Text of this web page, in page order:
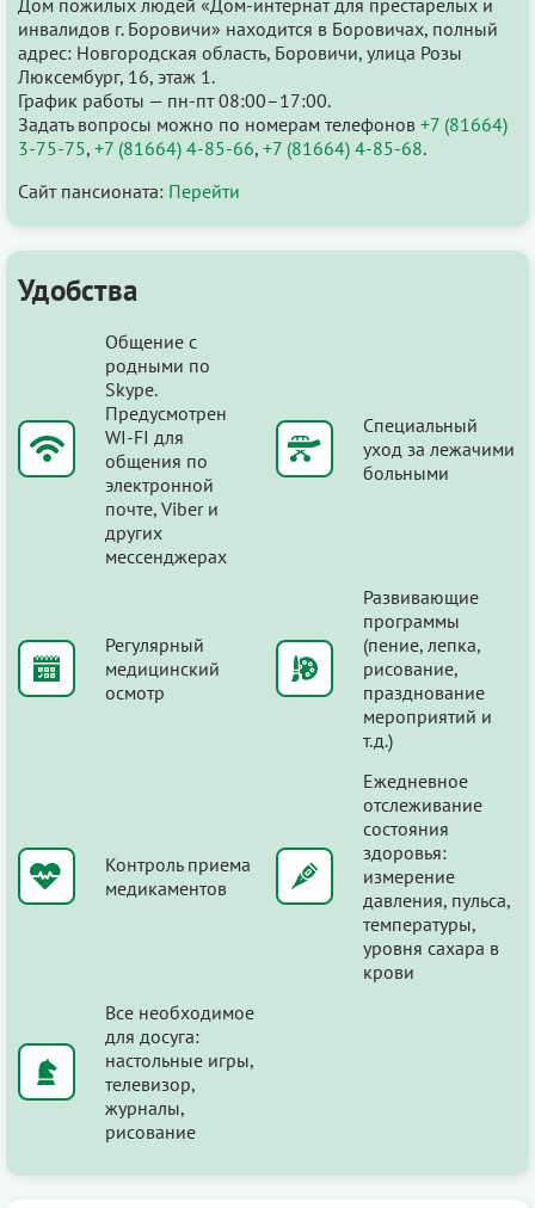
инвалидов г. Боровичи» находится в Боровичах, полный
адрес: Новгородская область, Боровичи, улица Розы
Люксембург, 16, этаж 1.
График работы — пн-пт 08:00–17:00.
Задать вопросы можно по номерам телефонов +7 (81664)
3-75-75, +7 (81664) 4-85-66, +7 (81664) 4-85-68.
Сайт пансионата: Перейти
Удобства
Общение с
родными по
Skype.
Предусмотрен
WI-FI для
общения по
электронной
почте, Viber и
других
мессенджерах
Специальный
уход за лежачими
больными
Регулярный
медицинский
осмотр
Развивающие
программы
(пение, лепка,
рисование,
празднование
мероприятий и
т.д.)
Контроль приема
медикаментов
Ежедневное
отслеживание
состояния
здоровья:
измерение
давления, пульса,
температуры,
уровня сахара в
крови
Все необходимое
для досуга:
настольные игры,
телевизор,
журналы,
рисование